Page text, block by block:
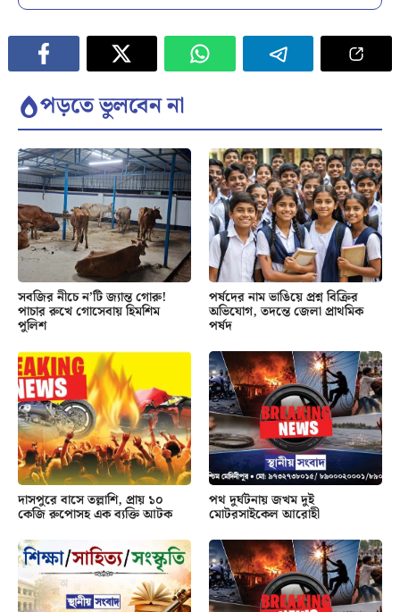
পড়তে ভুলবেন না
সবজির নীচে ন’টি জ্যান্ত গোরু!
পাচার রুখে গোসেবায় হিমশিম
পুলিশ
পর্ষদের নাম ভাঙিয়ে প্রশ্ন বিক্রির
অভিযোগ, তদন্তে জেলা প্রাথমিক
পর্ষদ
দাসপুরে বাসে তল্লাশি, প্রায় ১০
কেজি রুপোসহ এক ব্যক্তি আটক
পথ দুর্ঘটনায় জখম দুই
মোটরসাইকেল আরোহী